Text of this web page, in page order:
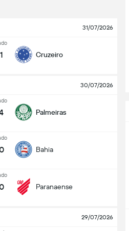
31/07/2026
1 Cruzeiro
30/07/2026
Palmeiras
Bahia
Paranaense
29/07/2026